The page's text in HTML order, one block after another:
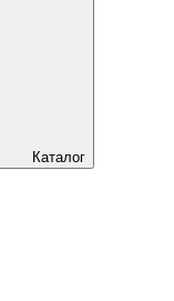
Каталог